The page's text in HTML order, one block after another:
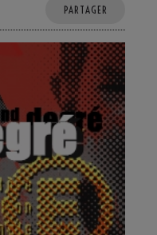
PARTAGER